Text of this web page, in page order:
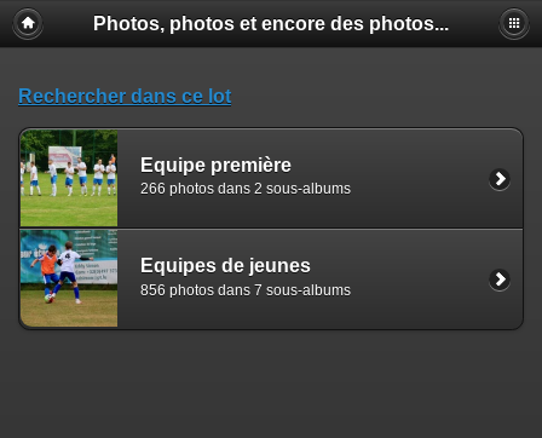
Photos, photos et encore des photos...
Rechercher dans ce lot
Equipe première
266 photos dans 2 sous-albums
Equipes de jeunes
856 photos dans 7 sous-albums